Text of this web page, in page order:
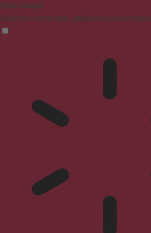
Mode aveugle
Réduit les distractions, améliore la concentration